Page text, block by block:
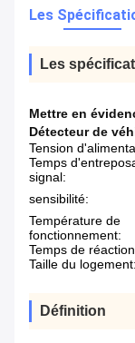
Les
Les
Mettre en
Détecteur de
Tension
Temps
signal:
sensibilité:
Température de
fonctionnement:
Temps de
Taille du logement:
Définition